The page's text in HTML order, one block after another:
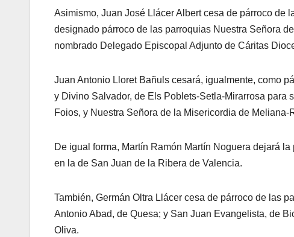
Asimismo, Juan José Llácer Albert cesa de párroco de
designado párroco de las parroquias Nuestra Señora
nombrado Delegado Episcopal Adjunto de Cáritas
Juan Antonio Lloret Bañuls cesará, igualmente, como
y Divino Salvador, de Els Poblets-Setla-Mirarrosa para
Foios, y Nuestra Señora de la Misericordia de Meliana-
De igual forma, Martín Ramón Martín Noguera dejará
en la de San Juan de la Ribera de Valencia.
También, Germán Oltra Llácer cesa de párroco de las
Antonio Abad, de Quesa; y San Juan Evangelista, de
Oliva.